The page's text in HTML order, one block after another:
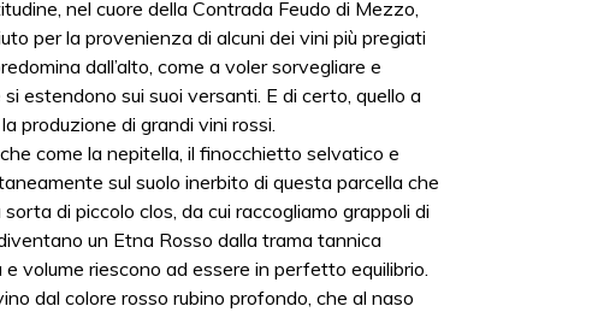
nel cuore della Contrada Feudo di Mezzo,
per la provenienza di alcuni dei vini più pregiati
dall’alto, come a voler sorvegliare e
estendono sui suoi versanti. E di certo, quello a
produzione di grandi vini rossi.
come la nepitella, il finocchietto selvatico e
sul suolo inerbito di questa parcella che
di piccolo clos, da cui raccogliamo grappoli di
un Etna Rosso dalla trama tannica
volume riescono ad essere in perfetto equilibrio.
dal colore rosso rubino profondo, che al naso